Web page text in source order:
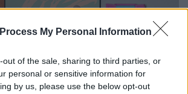
My Personal Information
out of the sale, sharing to third parties, or
personal or sensitive information for
by us, please use the below opt-out
magyar lemezei